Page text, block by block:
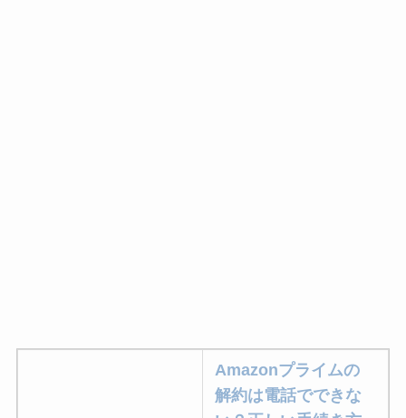
Amazonプライムの
解約は電話でできな